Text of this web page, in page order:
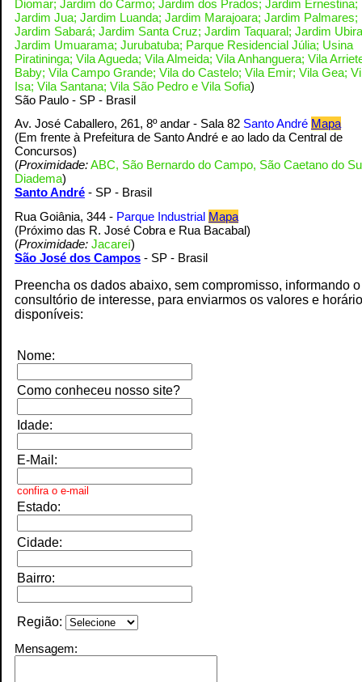
Diomar; Jardim do Carmo; Jardim dos Prados; Jardim Ernestina;
Jardim Jua; Jardim Luanda; Jardim Marajoara; Jardim Palmares;
Jardim Sabará; Jardim Santa Cruz; Jardim Taquaral; Jardim
Jardim Umuarama; Jurubatuba; Parque Residencial Júlia; Usina
Piratininga; Vila Agueda; Vila Almeida; Vila Anhanguera; Vila
Baby; Vila Campo Grande; Vila do Castelo; Vila Emir; Vila Gea;
Isa; Vila Santana; Vila São Pedro e Vila Sofia)
São Paulo - SP - Brasil
Av. José Caballero, 261, 8º andar - Sala 82 Santo André Mapa
(Em frente à Prefeitura de Santo André e ao lado da Central de
Concursos)
(Proximidade:ABC, São Bernardo do Campo, São Caetano do
Diadema)
Santo André - SP - Brasil
Rua Goiânia, 344 - Parque Industrial Mapa
(Próximo das R. José Cobra e Rua Bacabal)
(Proximidade: Jacareí)
São José dos Campos - SP - Brasil
Preencha os dados abaixo, sem compromisso, informando o
consultório de interesse, para enviarmos os valores e
disponíveis:
Nome:
Como conheceu nosso site?
Idade:
E-Mail:
confira o e-mail
Estado:
Cidade:
Bairro:
Região:
Mensagem: